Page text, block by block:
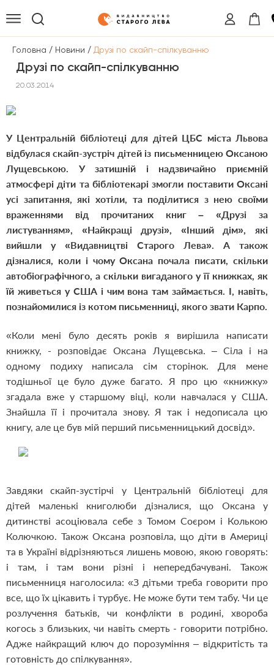
Головна / Новини / Друзі по скайп-спілкуванню
Друзі по скайп-спілкуванню
20.03.2014
У Центральній бібліотеці для дітей ЦБС міста Львова
відбулася скайп-зустріч дітей із письменницею Оксаною
Лущевською. У затишній і надзвичайно приємній
атмосфері діти та бібліотекарі змогли поставити Оксані
усі запитання, які хотіли, та поділитися з нею своїми
враженнями від прочитаних книг – «Друзі за
листуванням», «Найкращі друзі», «Інший дім», які
вийшли у «Видавництві Старого Лева». А також
дізналися, коли і чому Оксана почала писати, скільки
автобіографічного, а скільки вигаданого у її книжках, як
їй живеться у США і чим вона там займається. І, навіть,
познайомилися із котом письменниці, якого звати Карпо.
«Коли мені було десять років я вирішила написати
книжку, - розповідає Оксана Лущевська. – Сіла і на
одному подиху написала сім сторінок. Для мене
тодішньої це було дуже багато. Я про цю «книжку»
згадала вже у старшому віці, коли навчалася у США.
Знайшла її і прочитала знову. Я так і недописала цю
книгу, але це був мій перший письменницький досвід».
Завдяки скайп-зустірчі у Центральній бібліотеці для
дітей маленькі книголюби дізналися, що Оксана у
дитинстві асоціювала себе з Томом Соєром і Колькою
Колючкою. Також Оксана розповіла, що діти в Америці
та в Україні відрізняються лишень мовою, якою говорять:
і там, і там вони різні і непередбачувані. Також
письменниця наголосила: «З дітьми треба говорити про
все, що їх цікавить і турбує. Не може бути тем табу. Чи це
розлучення батьків, чи конфлікти в родині, хвороба
когось з близьких, чи навіть смерть - говорити потрібно.
Адже найкращий ключ до порозуміння – відкритість та
готовність до спілкування».